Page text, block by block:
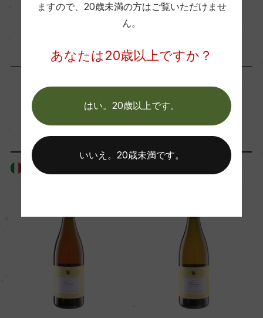
海外ワイン専門誌評価歴
Wine Advocate 獲得点
国内ワイン専門誌評価歴
Wine Spectator 得点
お取り寄せ可能店一覧はこちら
「生産者」が同じ商品
イタリア
ますので、 20歳未満の方はご覧いただけませ
ん。
あなたは20歳以上ですか？
はい。20歳以上です。
いいえ。20歳未満です。